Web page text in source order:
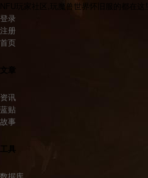
NFU玩家社区,玩魔兽世界怀旧服的都在这里
登录
注册
首页
资讯
蓝贴
故事
工具